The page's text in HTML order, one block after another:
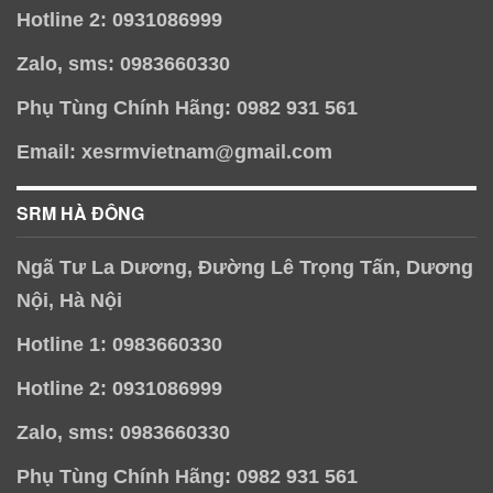
Hotline 2: 0931086999
Zalo, sms: 0983660330
Phụ Tùng Chính Hãng: 0982 931 561
Email: xesrmvietnam@gmail.com
SRM HÀ ĐÔNG
Ngã Tư La Dương, Đường Lê Trọng Tấn, Dương
Nội, Hà Nội
Hotline 1: 0983660330
Hotline 2: 0931086999
Zalo, sms: 0983660330
Phụ Tùng Chính Hãng: 0982 931 561